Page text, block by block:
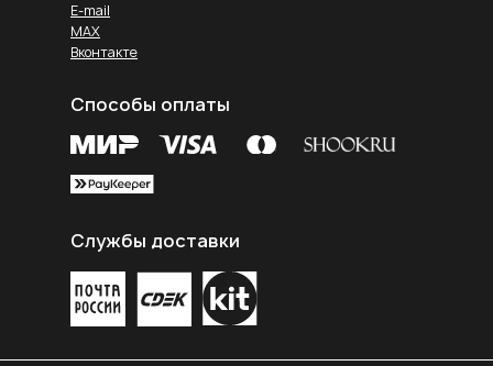
E-mail
MAX
Вконтакте
Службы доставки
Способы оплаты